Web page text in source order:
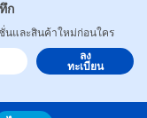
ก
นและสินค้าใหม่ก่อนใคร
ลง
ทะเบียน